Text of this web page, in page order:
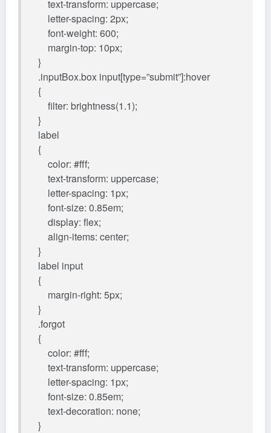
text-transform: uppercase;
letter-spacing: 2px;
font-weight: 600;
margin-top: 10px;
}
.inputBox.box input[type=”submit”]:hover
{
filter: brightness(1.1);
}
label
{
color: #fff;
text-transform: uppercase;
letter-spacing: 1px;
font-size: 0.85em;
display: flex;
align-items: center;
}
label input
{
margin-right: 5px;
}
.forgot
{
color: #fff;
text-transform: uppercase;
letter-spacing: 1px;
font-size: 0.85em;
text-decoration: none;
}